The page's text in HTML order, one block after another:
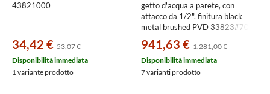
43821000
34,42 € 53,07 €
Disponibilità immediata
1 variante prodotto
getto d'acqua a parete, con
attacco da 1/2", finitura black
metal brushed PVD 33823#707
941,63 € 1.281,00 €
Disponibilità immediata
7 varianti prodotto